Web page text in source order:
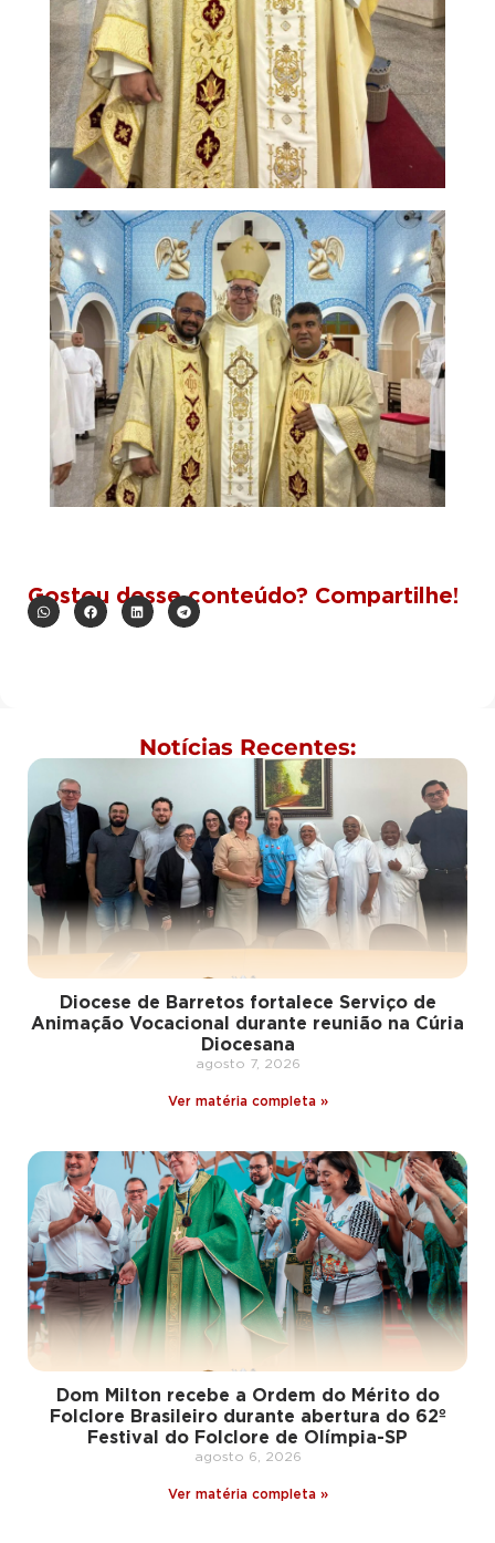
Gostou desse conteúdo? Compartilhe!
Notícias Recentes:
Diocese de Barretos fortalece Serviço de
Animação Vocacional durante reunião na Cúria
Diocesana
agosto 7, 2026
Ver matéria completa »
Dom Milton recebe a Ordem do Mérito do
Folclore Brasileiro durante abertura do 62º
Festival do Folclore de Olímpia-SP
agosto 6, 2026
Ver matéria completa »